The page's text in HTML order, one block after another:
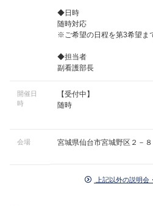
◆日時
随時対応
※ご希望の日程を第3希望ま
◆担当者
副看護部長
開催日
時
【受付中】
随時
会場 宮城県仙台市宮城野区２－８
上記以外の説明会